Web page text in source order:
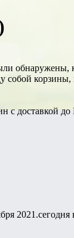
обнаружены,
с доставкой